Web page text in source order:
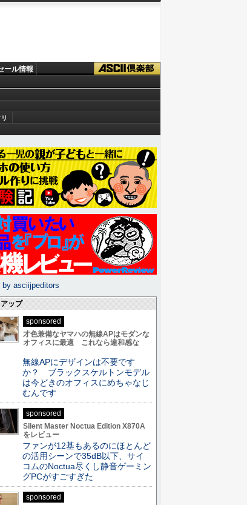
ール情報
by asciijpeditors
ップ
sponsored
才色兼備なヤマハの無線APはモダンな
オフィスに最適 これなら違和感な
無線APにデザインは不要です
か？ ブラックスケルトンモデル
は今どきのオフィスにめちゃなじ
むんです
sponsored
Silent Master Noctua Edition X870A
をレビュー
ファンが12基もあるのにほとんど
の活用シーンで35dB以下、サイ
コムのNoctua尽くし静音ゲーミン
グPCがすごすぎた
sponsored